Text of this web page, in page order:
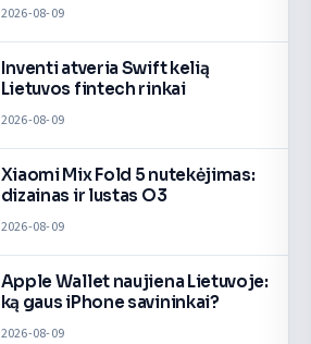
2026-08-09
Inventi atveria Swift kelią
Lietuvos fintech rinkai
2026-08-09
Xiaomi Mix Fold 5 nutekėjimas:
dizainas ir lustas O3
2026-08-09
Apple Wallet naujiena Lietuvoje:
ką gaus iPhone savininkai?
2026-08-09